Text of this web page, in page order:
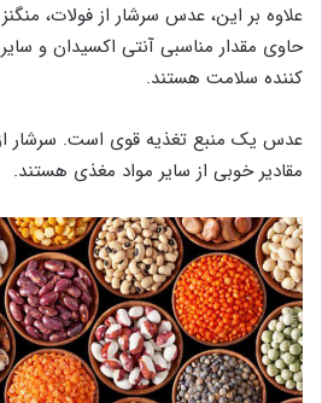
علاوه بر این، عدس سرشار از فولات،
حاوی مقدار مناسبی آنتی اکسیدان و
کننده سلامت هستند.
عدس یک منبع تغذیه قوی است. سرشار
مقادیر خوبی از سایر مواد مغذی هستند.